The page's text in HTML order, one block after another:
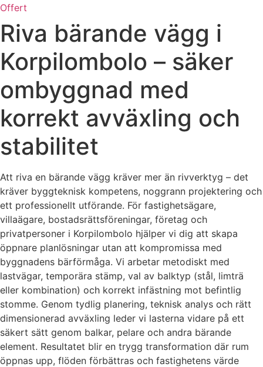
Offert
Riva bärande vägg i
Korpilombolo – säker
ombyggnad med
korrekt avväxling och
stabilitet
Att riva en bärande vägg kräver mer än rivverktyg – det
kräver byggteknisk kompetens, noggrann projektering och
ett professionellt utförande. För fastighetsägare,
villaägare, bostadsrättsföreningar, företag och
privatpersoner i Korpilombolo hjälper vi dig att skapa
öppnare planlösningar utan att kompromissa med
byggnadens bärförmåga. Vi arbetar metodiskt med
lastvägar, temporära stämp, val av balktyp (stål, limträ
eller kombination) och korrekt infästning mot befintlig
stomme. Genom tydlig planering, teknisk analys och rätt
dimensionerad avväxling leder vi lasterna vidare på ett
säkert sätt genom balkar, pelare och andra bärande
element. Resultatet blir en trygg transformation där rum
öppnas upp, flöden förbättras och fastighetens värde